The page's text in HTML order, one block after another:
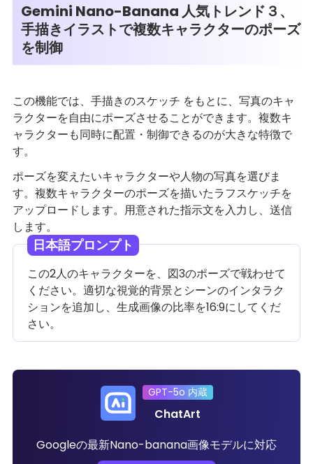
Gemini Nano-Banana 人気トレンド３、
手描きイラストで複数キャラクターのポーズ
を制御
この機能では、手描きのスケッチ をもとに、写真のキャ
ラクターを自由にポーズさせることができます。複数キ
ャラクターも同時に配置・制御できるのが大きな特徴で
す。
ポーズを変えたいキャラクターや人物の写真を選びま
す。複数キャラクターのポーズを描いたラフスケッチを
アップロードします。用意された指示文を入力し、送信
します。
日本語プロンプト
この2人のキャラクターを、図3のポーズで戦わせて
ください。適切な視覚的背景とシーンのインタラク
ションを追加し、生成画像の比率を16:9にしてくだ
さい。
GPT-5o 内蔵
ChatArt
Googleの最新Nano-banana画像モデルに対応